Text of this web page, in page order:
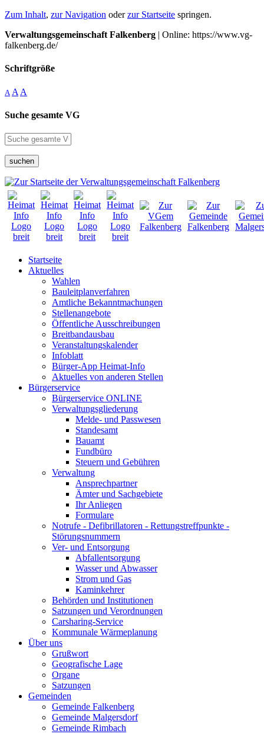
Zum Inhalt, zur Navigation oderzur Startseite springen.
Verwaltungsgemeinschaft Falkenberg | Online: https://www.vg-
falkenberg.de/
Schriftgröße
A A A
Suche gesamte VG
suchen
Startseite
Aktuelles
Wahlen
Bauleitplanverfahren
Amtliche Bekanntmachungen
Stellenangebote
Öffentliche Ausschreibungen
Breitbandausbau
Veranstaltungskalender
Infoblatt
Bürger-App Heimat-Info
Aktuelles von anderen Stellen
Bürgerservice
Bürgerservice ONLINE
Verwaltungsgliederung
Melde- und Passwesen
Standesamt
Bauamt
Fundbüro
Steuern und Gebühren
Verwaltung
Ansprechpartner
Ämter und Sachgebiete
Ihr Anliegen
Formulare
Notrufe - Defibrillatoren - Rettungstreffpunkte -
Störungsnummern
Ver- und Entsorgung
Abfallentsorgung
Wasser und Abwasser
Strom und Gas
Kaminkehrer
Behörden und Institutionen
Satzungen und Verordnungen
Carsharing-Service
Kommunale Wärmeplanung
Über uns
Grußwort
Geografische Lage
Organe
Satzungen
Gemeinden
Gemeinde Falkenberg
Gemeinde Malgersdorf
Gemeinde Rimbach